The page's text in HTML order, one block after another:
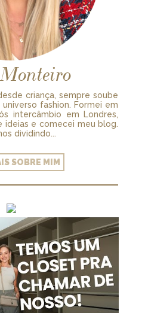
criança, sempre soube
fashion. Formei em
intercâmbio em Londres,
ideias e comecei meu blog.
dividindo...
SOBRE MIM